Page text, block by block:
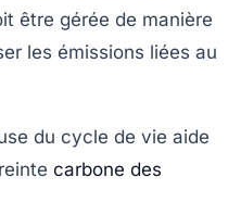
être gérée de manière
les émissions liées au
du cycle de vie aide
carbone des